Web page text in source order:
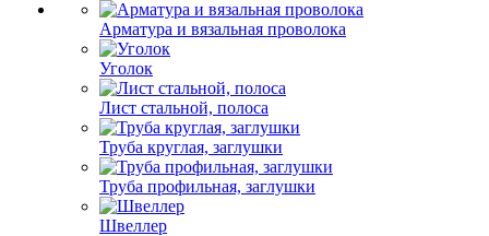
Арматура и вязальная проволока
Уголок
Лист стальной, полоса
Труба круглая, заглушки
Труба профильная, заглушки
Швеллер